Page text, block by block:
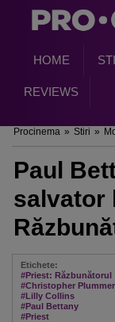
HOME
REVIEWS
Procinema » Stiri »
Paul
salvator
Etichete:
#Priest: Răzbunătorul
#Christopher Plummer
#Lilly Collins
#Paul Bettany
#Priest